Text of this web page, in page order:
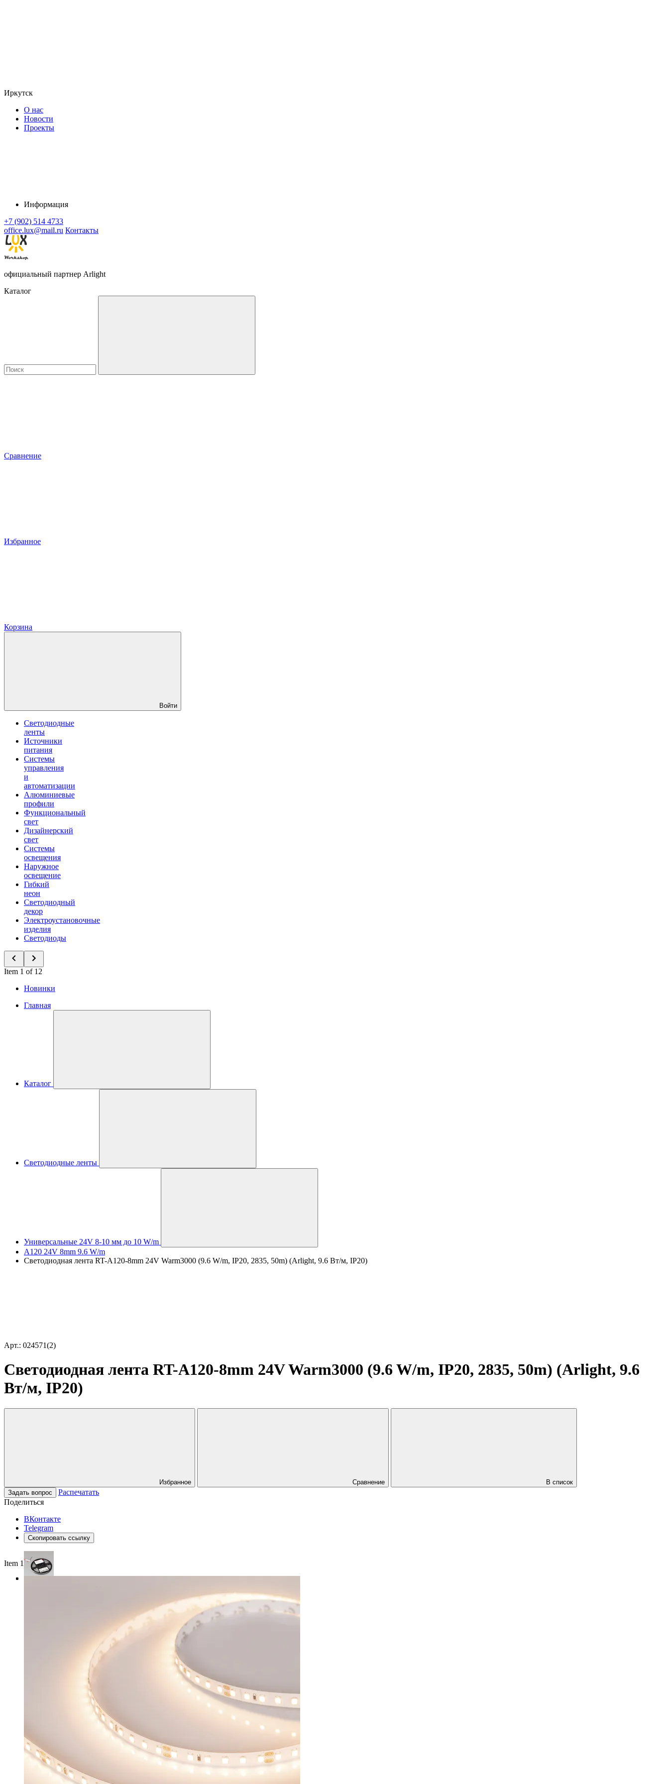
Иркутск
О нас
Новости
Проекты
Информация
+7 (902) 514 4733
office.lux@mail.ru Контакты
официальный партнер Arlight
Каталог
Сравнение
Избранное
Корзина
Войти
Светодиодные
ленты
Источники
питания
Системы
управления
и
автоматизации
Алюминиевые
профили
Функциональный
свет
Дизайнерский
свет
Системы
освещения
Наружное
освещение
Гибкий
неон
Светодиодный
декор
Электроустановочные
изделия
Светодиоды
Item 1 of 12
Новинки
Главная
Каталог
Светодиодные ленты
Универсальные 24V 8-10 мм до 10 W/m
A120 24V 8mm 9.6 W/m
Светодиодная лента RT-A120-8mm 24V Warm3000 (9.6 W/m, IP20, 2835, 50m) (Arlight, 9.6 Вт/м, IP20)
Арт.: 024571(2)
Светодиодная лента RT-A120-8mm 24V Warm3000 (9.6 W/m, IP20, 2835, 50m) (Arlight, 9.6
Вт/м, IP20)
Избранное Сравнение
В список
Задать вопрос
Распечатать
Поделиться
ВКонтакте
Telegram
Скопировать ссылку
Item 1 of 3